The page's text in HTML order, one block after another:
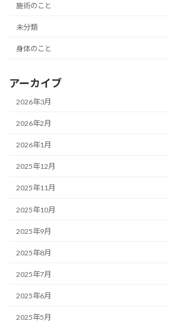
施術のこと
未分類
身体のこと
アーカイブ
2026年3月
2026年2月
2026年1月
2025年12月
2025年11月
2025年10月
2025年9月
2025年8月
2025年7月
2025年6月
2025年5月